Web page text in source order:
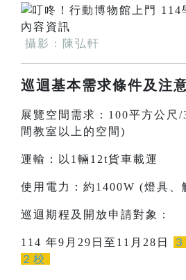
攝影：陳弘軒
巡迴基本需求條件及注
展覽空間需求：100平方公尺
間教室以上的空間)
運輸：以1輛12t貨車載運
使用電力：約1400W (燈具、
巡迴期程及開放申請對象：
114 年9月29日至11月28日
２校